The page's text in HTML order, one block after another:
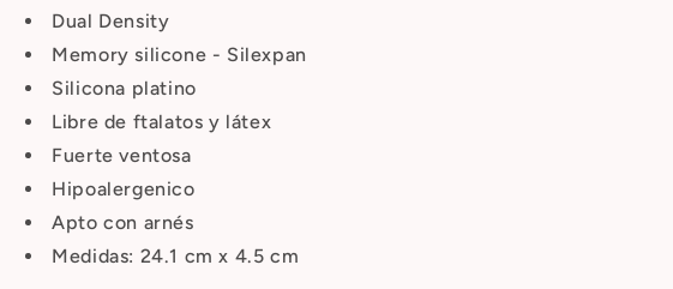
Dual Density
Memory silicone - Silexpan
Silicona platino
Libre de ftalatos y látex
Fuerte ventosa
Hipoalergenico
Apto con arnés
Medidas: 24.1 cm x 4.5 cm